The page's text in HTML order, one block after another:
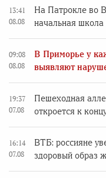
13:41
08.08
На Патрокле во
начальная школа
09:08
08.08
В Приморье у
выявляют
19:37
07.08
Пешеходная
откроется к
16:14
07.08
ВТБ: россияне
здоровый образ